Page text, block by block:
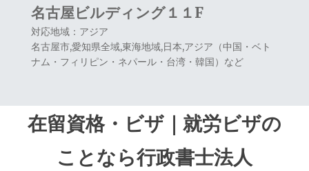
名古屋ビルディング１１F
対応地域：アジア
名古屋市,愛知県全域,東海地域,日本,アジア（中国・ベト
ナム・フィリピン・ネパール・台湾・韓国）など
在留資格・ビザ｜就労ビザの
ことなら行政書士法人